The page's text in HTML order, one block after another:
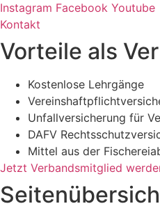
Instagram Facebook Youtube
Kontakt
Vorteile als
Kostenlose Lehrgänge
Unfallversicherung für
DAFV
Mittel aus der
Jetzt Verbandsmitglied